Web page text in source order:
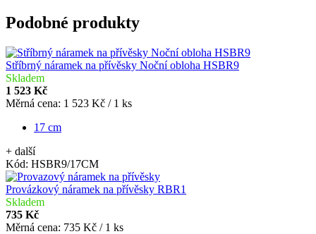
Podobné produkty
Stříbrný náramek na přívěsky Noční obloha HSBR9
Skladem
1 523 Kč
Měrná cena: 1 523 Kč / 1 ks
17 cm
+ další
Kód: HSBR9/17CM
Provázkový náramek na přívěsky RBR1
Skladem
735 Kč
Měrná cena: 735 Kč / 1 ks